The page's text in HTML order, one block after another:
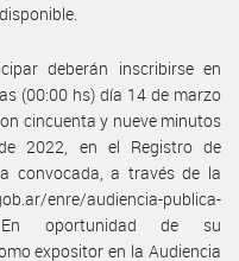
deberán inscribirse en
(00:00 hs) día 14 de marzo
cincuenta y nueve minutos
2022, en el Registro de
convocada, a través de la
enre/audiencia-publica-
En oportunidad de su
expositor en la Audiencia